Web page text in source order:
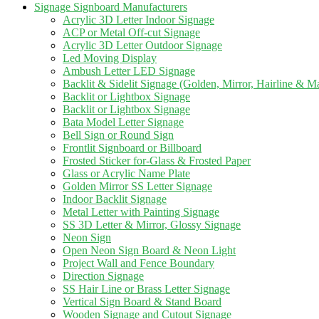
Signage Signboard Manufacturers
Acrylic 3D Letter Indoor Signage
ACP or Metal Off-cut Signage
Acrylic 3D Letter Outdoor Signage
Led Moving Display
Ambush Letter LED Signage
Backlit & Sidelit Signage (Golden, Mirror, Hairline &
Backlit or Lightbox Signage
Backlit or Lightbox Signage
Bata Model Letter Signage
Bell Sign or Round Sign
Frontlit Signboard or Billboard
Frosted Sticker for-Glass & Frosted Paper
Glass or Acrylic Name Plate
Golden Mirror SS Letter Signage
Indoor Backlit Signage
Metal Letter with Painting Signage
SS 3D Letter & Mirror, Glossy Signage
Neon Sign
Open Neon Sign Board & Neon Light
Project Wall and Fence Boundary
Direction Signage
SS Hair Line or Brass Letter Signage
Vertical Sign Board & Stand Board
Wooden Signage and Cutout Signage